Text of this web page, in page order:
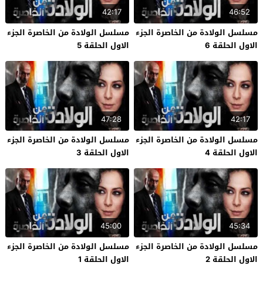
46:52
مسلسل الولادة من الخاصرة الجزء
الاول الحلقة 6
42:17
مسلسل الولادة من الخاصرة الجزء
الاول الحلقة 5
42:17
مسلسل الولادة من الخاصرة الجزء
الاول الحلقة 4
47:28
مسلسل الولادة من الخاصرة الجزء
الاول الحلقة 3
45:34
مسلسل الولادة من الخاصرة الجزء
الاول الحلقة 2
45:00
مسلسل الولادة من الخاصرة الجزء
الاول الحلقة 1